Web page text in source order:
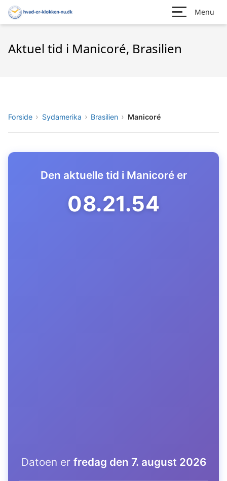
Menu
Aktuel tid i Manicoré, Brasilien
Forside Sydamerika Brasilien Manicoré
Den aktuelle tid i Manicoré er
08.21.55
Datoen er fredag den 7. august 2026